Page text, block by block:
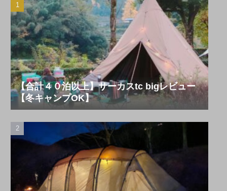
【合計４０泊以上】サーカスtc bigレビュー
【冬キャンプOK】